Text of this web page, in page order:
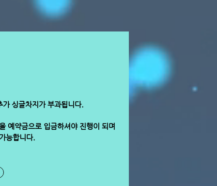
싱글차지가 부과됩니다.
예약금으로 입금하셔야 진행이 되며
능합니다.